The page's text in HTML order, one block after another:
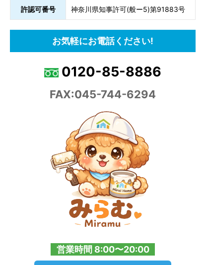
許認可番号 神奈川県知事許可(般ー5)第91883号
お気軽にお電話ください!
0120-85-8886
FAX:045-744-6294
営業時間 8:00〜20:00